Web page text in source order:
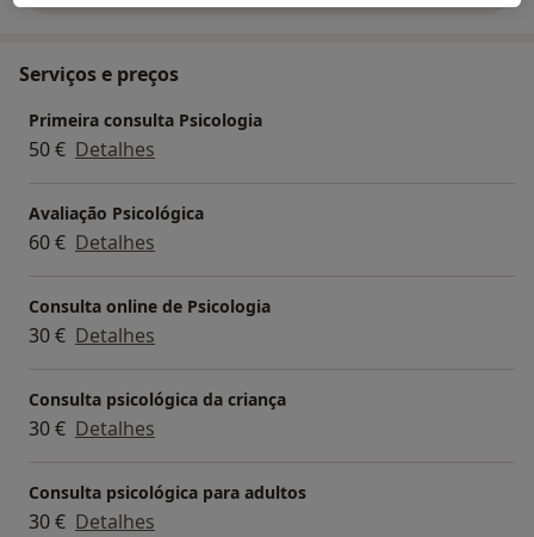
Serviços e preços
Primeira consulta Psicologia
50 € Detalhes
Avaliação Psicológica
60 € Detalhes
Consulta online de Psicologia
30 € Detalhes
Consulta psicológica da criança
30 € Detalhes
Consulta psicológica para adultos
30 € Detalhes